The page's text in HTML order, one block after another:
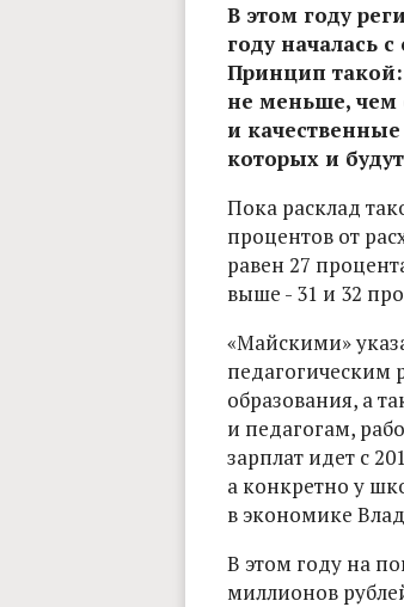
В этом году
году началась
Принцип такой:
не меньше, чем
и
которых и
Пока расклад
процентов от
равен 27
выше - 31 и 32
«Майскими»
педагогическим
образования, а
и педагогам,
зарплат идет с
а конкретно у
в экономике
В этом году на
миллионов